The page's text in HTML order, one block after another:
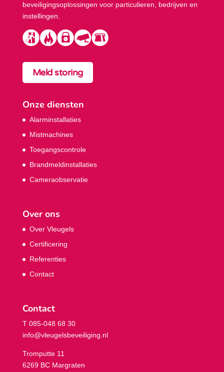
beveiligings­oplossingen voor particulieren, bedrijven en
instellingen.
Meld storing
Onze diensten
Alarminstallaties
Mistmachines
Toegangscontrole
Brandmeldinstallaties
Cameraobservatie
Over ons
Over Vleugels
Certificering
Referenties
Contact
Contact
T 085-048 68 30
info@vleugelsbeveiliging.nl
Tromputte 11
6269 BC Margraten